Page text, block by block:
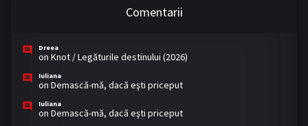
Comentarii
Dreea
on Knot / Legăturile destinului (2026)
Iuliana
on Demască-mă, dacă eşti priceput
Iuliana
on Demască-mă, dacă eşti priceput